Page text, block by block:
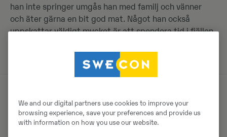
han inte springer umgås han med familj och vänner
och äter gärna en bit god mat. Något han också
uppskattar väldigt mycket är att spendera tid i fjällen.
We and our digital partners use cookies to improve your
browsing experience, save your preferences and provide us
with information on how you use our website.